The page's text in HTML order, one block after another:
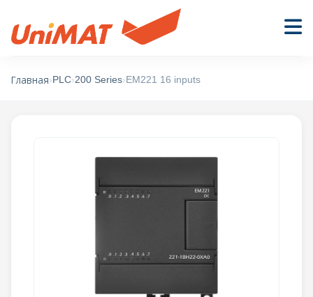
Главная› PLC›200 Series› EM221 16 inputs